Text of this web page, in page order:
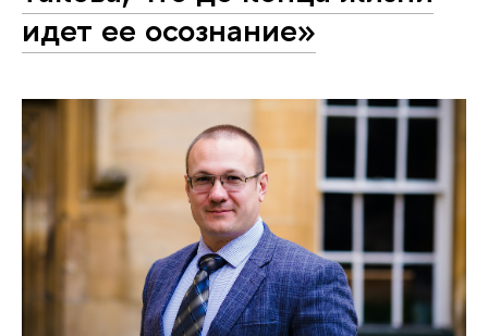
идет ее осознание»